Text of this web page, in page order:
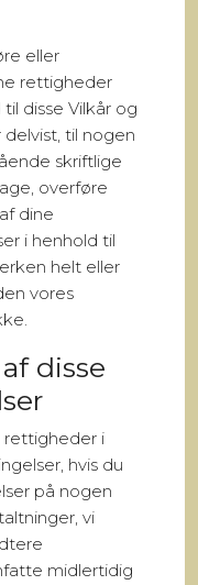
eller
rettigheder
disse Vilkår og
til nogen
skriftlige
overføre
dine
i henhold til
helt eller
vores
disse
rettigheder i
hvis du
på nogen
vi
midlertidig